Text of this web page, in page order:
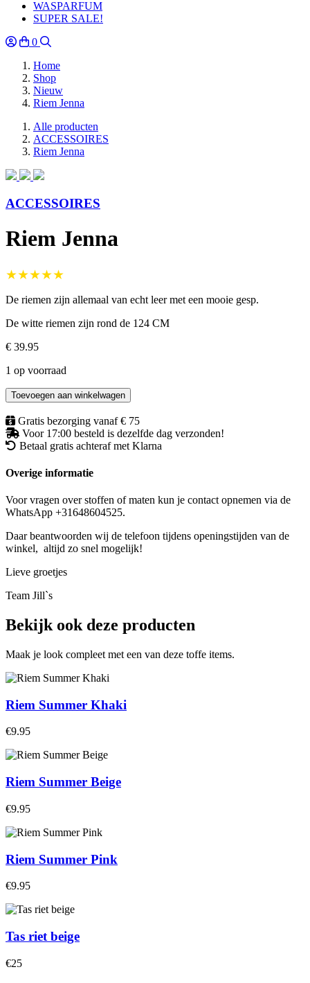
WASPARFUM
SUPER SALE!
0
Home
Shop
Nieuw
Riem Jenna
Alle producten
ACCESSOIRES
Riem Jenna
ACCESSOIRES
Riem Jenna
★★★★★
De riemen zijn allemaal van echt leer met een mooie gesp.
De witte riemen zijn rond de 124 CM
€ 39.95
1 op voorraad
Toevoegen aan winkelwagen
Gratis bezorging vanaf € 75
Voor 17:00 besteld is dezelfde dag verzonden!
Betaal gratis achteraf met Klarna
Overige informatie
Voor vragen over stoffen of maten kun je contact opnemen via de
WhatsApp +31648604525.
Daar beantwoorden wij de telefoon tijdens openingstijden van de
winkel, altijd zo snel mogelijk!
Lieve groetjes
Team Jill`s
Bekijk ook deze producten
Maak je look compleet met een van deze toffe items.
Riem Summer Khaki
€9.95
Riem Summer Beige
€9.95
Riem Summer Pink
€9.95
Tas riet beige
€25